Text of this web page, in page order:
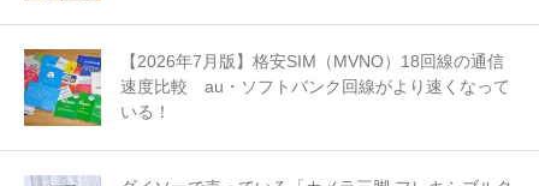
【2026年7月版】格安SIM（MVNO）18回線の通信
速度比較 au・ソフトバンク回線がより速くなって
いる！